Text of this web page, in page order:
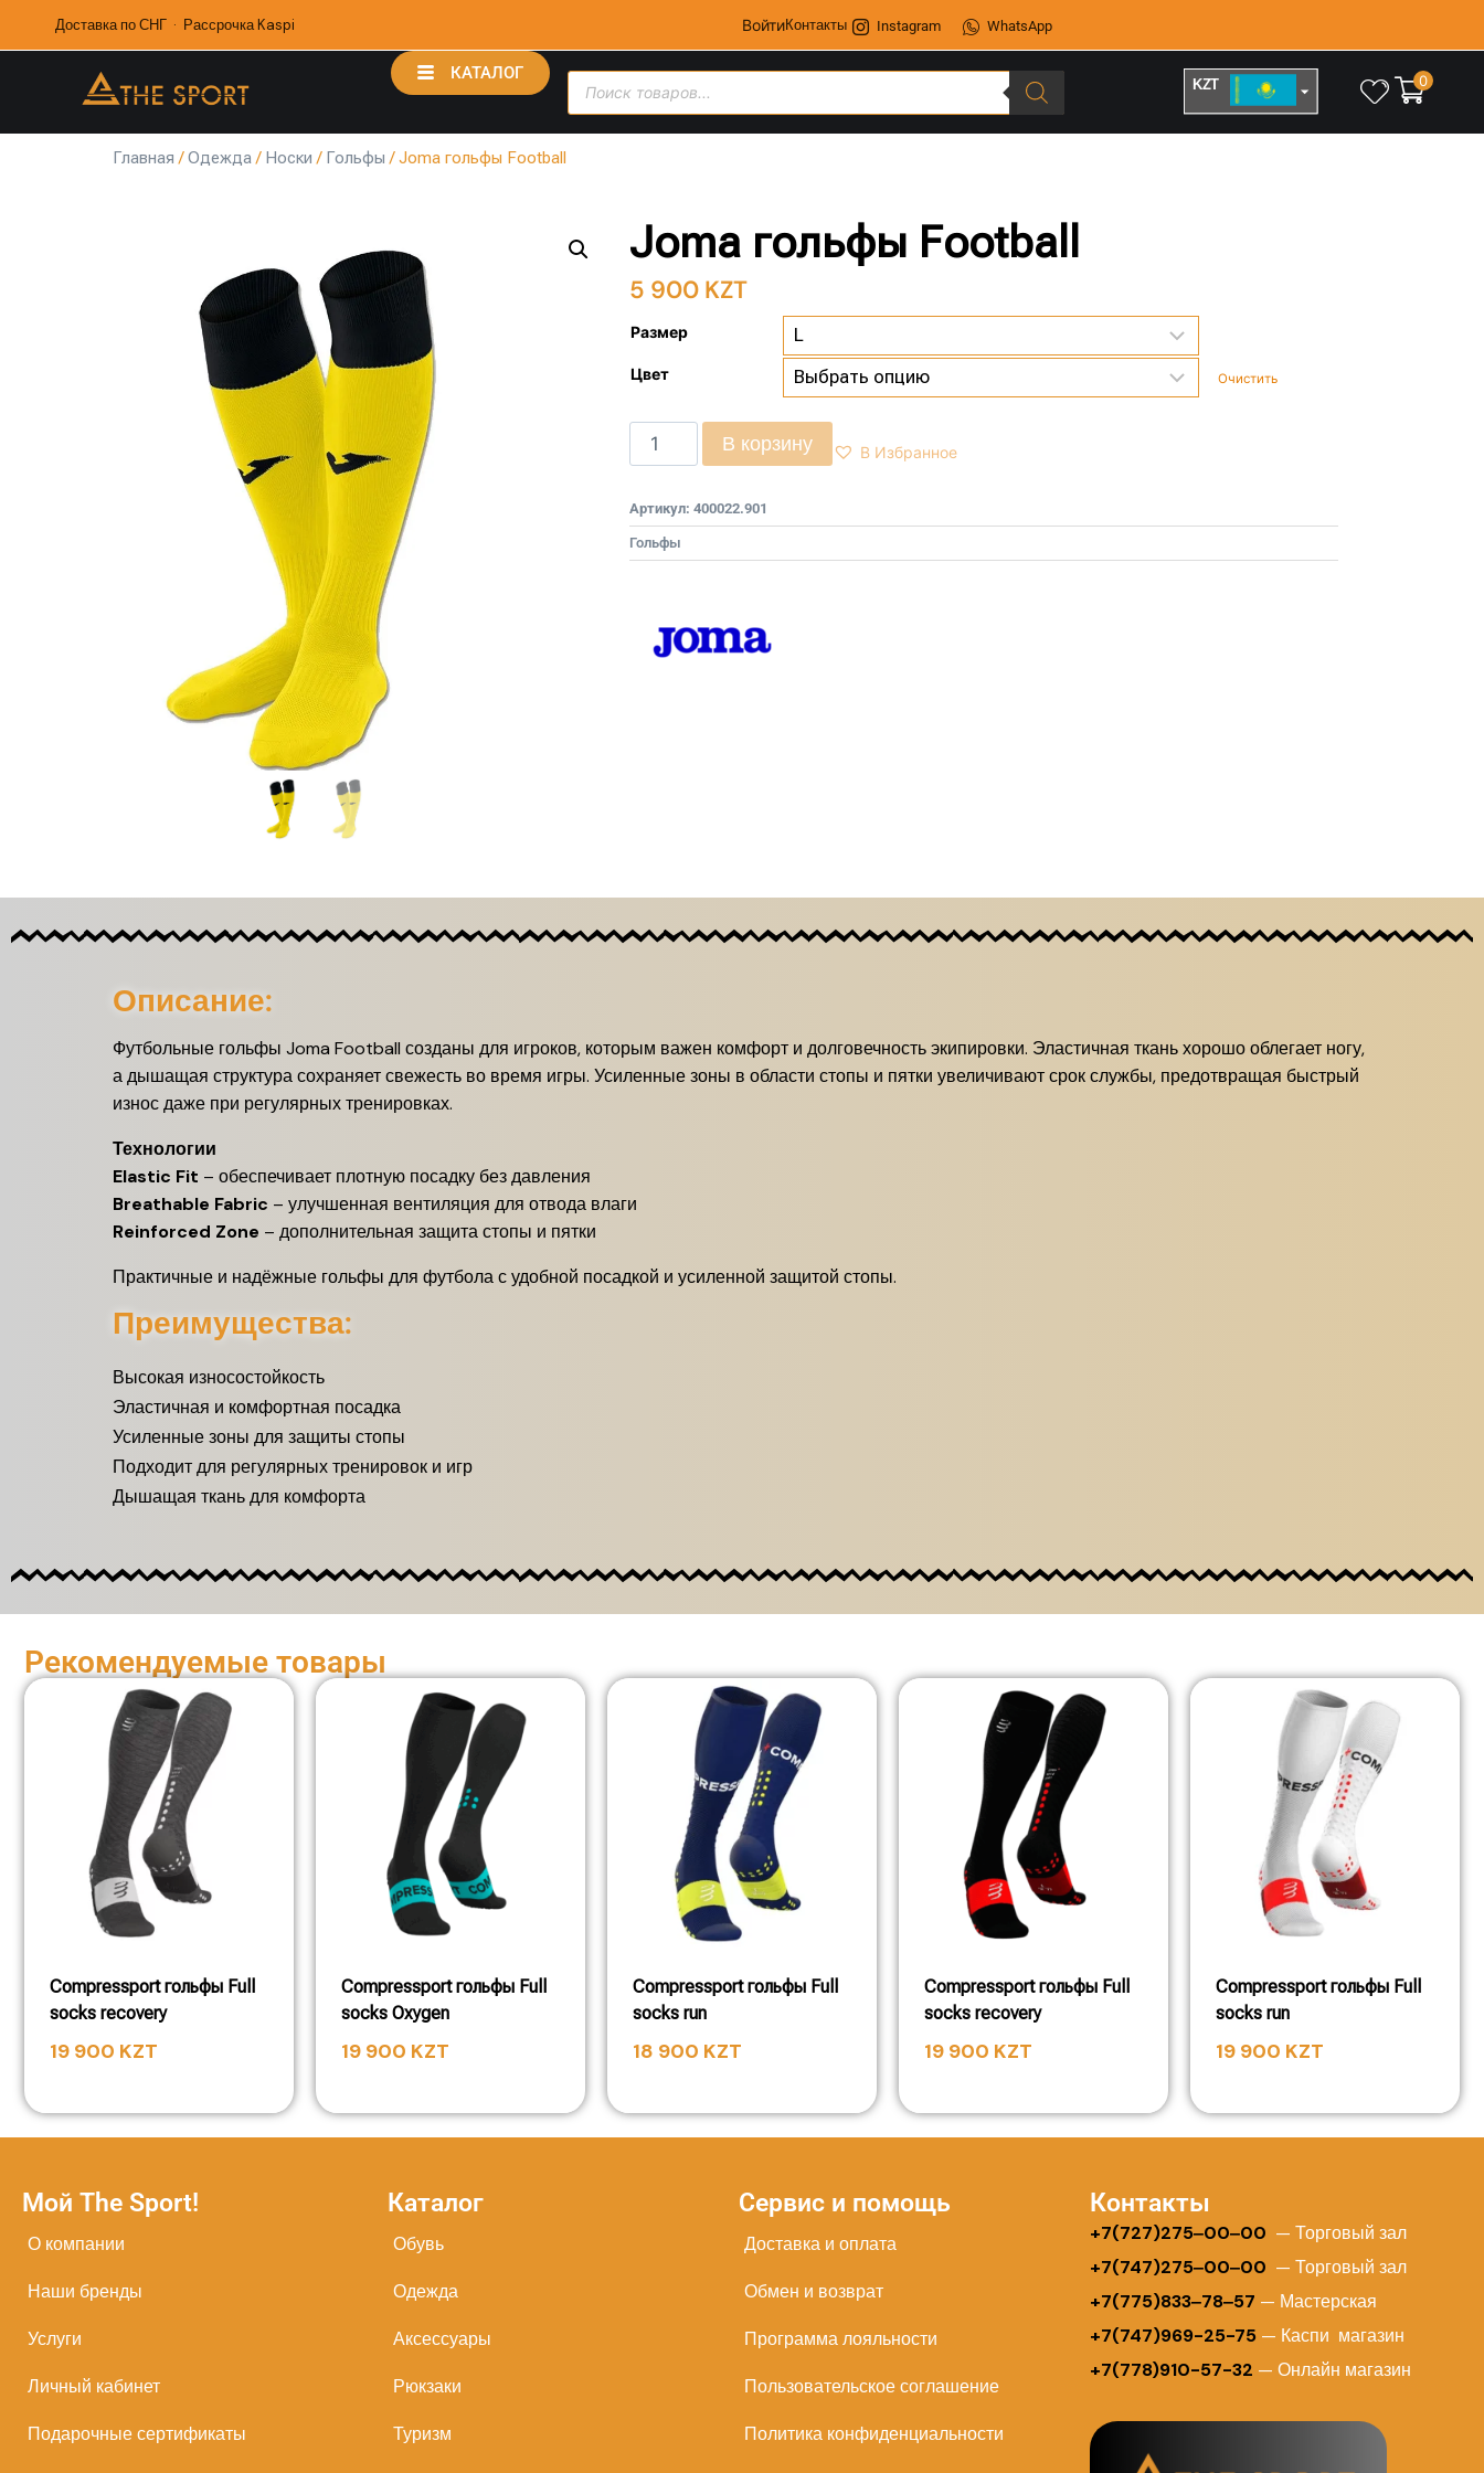
Доставка по СНГ · Рассрочка Kaspi ВойтиКонтакты Instagram WhatsApp
КАТАЛОГ
KZT 0
Главная /Одежда/ Носки / Гольфы / Joma гольфы Football
Joma гольфы Football
5 900 KZT
Размер
Цвет Очистить
В корзину В Избранное
Артикул: 400022.901
Гольфы
Описание:
Футбольные гольфы Joma Football созданы для игроков, которым важен комфорт и долговечность экипировки. Эластичная ткань хорошо облегает ногу,
а дышащая структура сохраняет свежесть во время игры. Усиленные зоны в области стопы и пятки увеличивают срок службы, предотвращая быстрый
износ даже при регулярных тренировках.
Технологии
Elastic Fit – обеспечивает плотную посадку без давления
Breathable Fabric – улучшенная вентиляция для отвода влаги
Reinforced Zone – дополнительная защита стопы и пятки
Практичные и надёжные гольфы для футбола с удобной посадкой и усиленной защитой стопы.
Преимущества:
Высокая износостойкость
Эластичная и комфортная посадка
Усиленные зоны для защиты стопы
Подходит для регулярных тренировок и игр
Дышащая ткань для комфорта
Рекомендуемые товары
Compressport гольфы Full
socks recovery
19 900 KZT
Compressport гольфы Full
socks Oxygen
19 900 KZT
Compressport гольфы Full
socks run
18 900 KZT
Compressport гольфы Full
socks recovery
19 900 KZT
Compressport гольфы Full
socks run
19 900 KZT
Мой The Sport!
О компании
Наши бренды
Услуги
Личный кабинет
Подарочные сертификаты
Каталог
Обувь
Одежда
Аксессуары
Рюкзаки
Туризм
Сервис и помощь
Доставка и оплата
Обмен и возврат
Программа лояльности
Пользовательское соглашение
Политика конфиденциальности
Контакты
+7(727)275‒00‒00 — Торговый зал
+7(747)275‒00‒00 — Торговый зал
+7(775)833‒78‒57 — Мастерская
+7(747)969-25-75— Каспи магазин
+7(778)910-57-32 — Онлайн магазин